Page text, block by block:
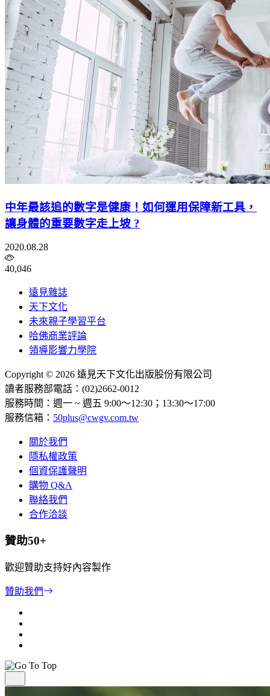
中年最該追的數字是健康！如何運用保障新工具，
讓身體的重要數字走上坡 ?
2020.08.28
40,046
遠見雜誌
天下文化
未來親子學習平台
哈佛商業評論
領導影響力學院
Copyright © 2026 遠見天下文化出版股份有限公司
讀者服務部電話：(02)2662-0012
服務時間：週一 ~ 週五 9:00～12:30；13:30～17:00
服務信箱： 50plus@cwgv.com.tw
關於我們
隱私權政策
個資保護聲明
購物 Q&A
聯絡我們
合作洽談
贊助50+
歡迎贊助支持好內容製作
贊助我們